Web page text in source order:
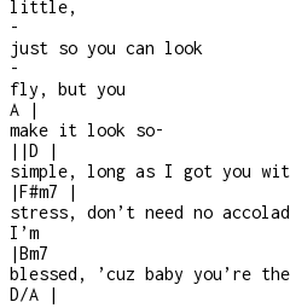
little,
-
just so you can look
-
fly, but you
A
|
make it look so-
| |D
|
simple, long as I got you
|F#m7
|
stress, don’t need no
I’m
|Bm7
blessed, ’cuz baby you’re the
D/A
|